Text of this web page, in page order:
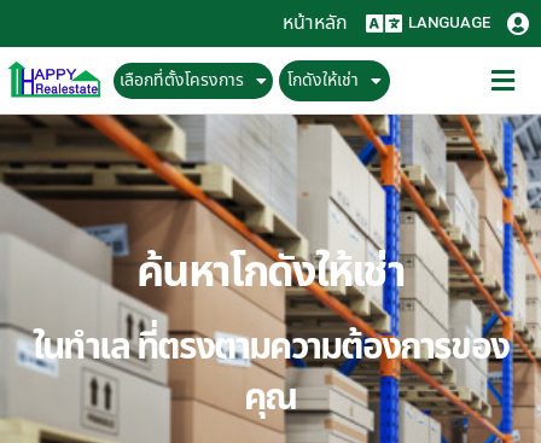
หน้าหลัก LANGUAGE
เลือกที่ตั้งโครงการ โกดังให้เช่า
ค้นหาโกดังให้เช่า
ในทำเล ที่ตรงตามความต้องการของ
คุณ